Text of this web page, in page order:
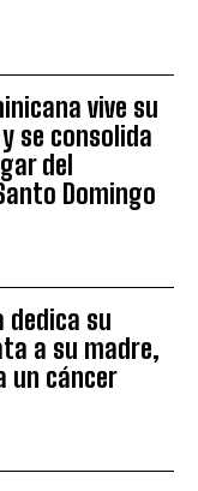
vive su
se consolida
del
Domingo
dedica su
a su madre,
un cáncer